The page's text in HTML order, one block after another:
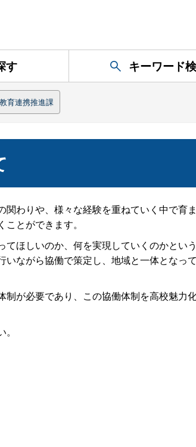
す キーワード
教育連携推進課
関わりや、様々な経験を重ねていく中で
とができます。
ほしいのか、何を実現していくのかとい
ながら協働で策定し、地域と一体となっ
が必要であり、この協働体制を高校魅力